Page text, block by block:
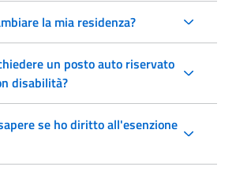
la mia residenza?
un posto auto riservato
disabilità?
se ho diritto all'esenzione